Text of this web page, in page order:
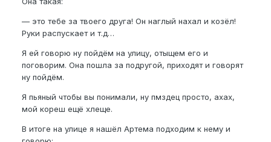
— это тебе за твоего друга! Он наглый нахал и козёл!
Руки распускает и т.д…
Я ей говорю ну пойдём на улицу, отыщем его и
поговорим. Она пошла за подругой, приходят и говорят
ну пойдём.
Я пьяный чтобы вы понимали, ну пмздец просто, ахах,
мой кореш ещё хлеще.
В итоге на улице я нашёл Артема подходим к нему и